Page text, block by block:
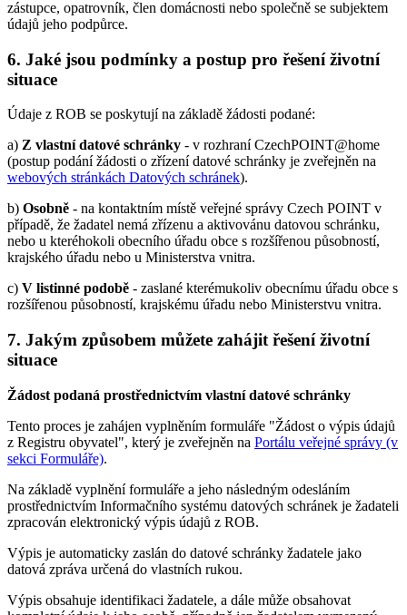
zástupce, opatrovník, člen domácnosti nebo společně se subjektem
údajů jeho podpůrce.
6. Jaké jsou podmínky a postup pro řešení životní
situace
Údaje z ROB se poskytují na základě žádosti podané:
a) Z vlastní datové schránky - v rozhraní CzechPOINT@home
(postup podání žádosti o zřízení datové schránky je zveřejněn na
webových stránkách Datových schránek).
b) Osobně - na kontaktním místě veřejné správy Czech POINT v
případě, že žadatel nemá zřízenu a aktivovánu datovou schránku,
nebo u kteréhokoli obecního úřadu obce s rozšířenou působností,
krajského úřadu nebo u Ministerstva vnitra.
c) V listinné podobě - zaslané kterémukoliv obecnímu úřadu obce s
rozšířenou působností, krajskému úřadu nebo Ministerstvu vnitra.
7. Jakým způsobem můžete zahájit řešení životní
situace
Žádost podaná prostřednictvím vlastní datové schránky
Tento proces je zahájen vyplněním formuláře "Žádost o výpis údajů
z Registru obyvatel", který je zveřejněn na Portálu veřejné správy (v
sekci Formuláře).
Na základě vyplnění formuláře a jeho následným odesláním
prostřednictvím Informačního systému datových schránek je žadateli
zpracován elektronický výpis údajů z ROB.
Výpis je automaticky zaslán do datové schránky žadatele jako
datová zpráva určená do vlastních rukou.
Výpis obsahuje identifikaci žadatele, a dále může obsahovat